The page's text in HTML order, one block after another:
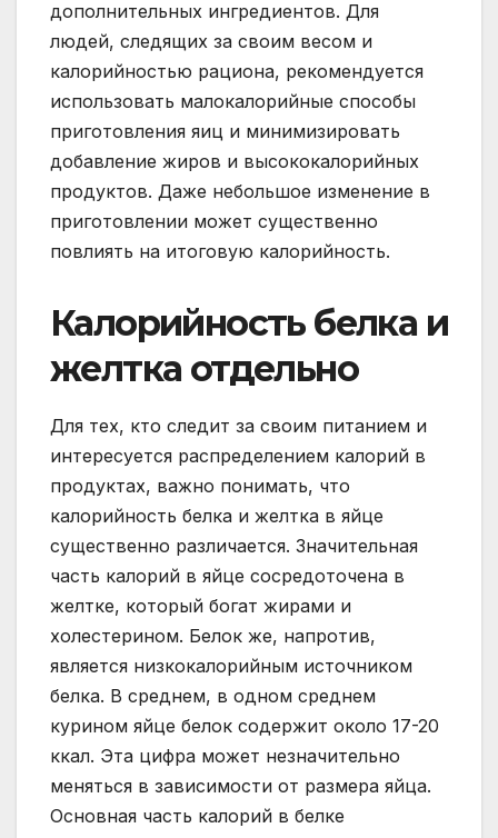
дополнительных ингредиентов. Для
людей, следящих за своим весом и
калорийностью рациона, рекомендуется
использовать малокалорийные способы
приготовления яиц и минимизировать
добавление жиров и высококалорийных
продуктов. Даже небольшое изменение в
приготовлении может существенно
повлиять на итоговую калорийность.
Калорийность белка и
желтка отдельно
Для тех, кто следит за своим питанием и
интересуется распределением калорий в
продуктах, важно понимать, что
калорийность белка и желтка в яйце
существенно различается. Значительная
часть калорий в яйце сосредоточена в
желтке, который богат жирами и
холестерином. Белок же, напротив,
является низкокалорийным источником
белка. В среднем, в одном среднем
курином яйце белок содержит около 17-20
ккал. Эта цифра может незначительно
меняться в зависимости от размера яйца.
Основная часть калорий в белке